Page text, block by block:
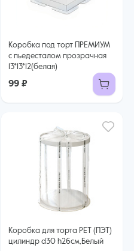
Коробка под торт ПРЕМИУМ
с пьедесталом прозрачная
13*13*12(белая)
99 ₽
Коробка для торта РЕТ (ПЭТ)
цилиндр d30 h26см,Белый